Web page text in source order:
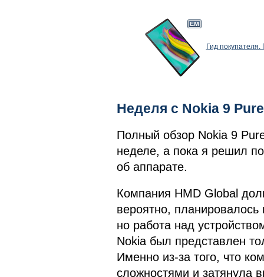
Гид
Неделя с Nokia 9
Полный обзор Nokia 9
неделе, а пока я решил
об аппарате.
Компания HMD Global
вероятно, планировалось
но работа над
Nokia был представлен
Именно из-за того, что
сложностями и затянула